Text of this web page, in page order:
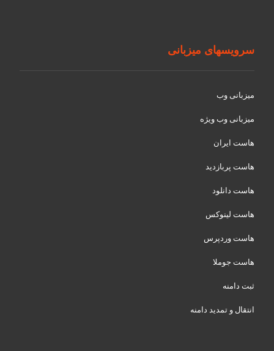
سرویسهای میزبانی
میزبانی وب
میزبانی وب ویژه
هاست ایران
هاست پربازدید
هاست دانلود
هاست لینوکس
هاست وردپرس
هاست جوملا
ثبت دامنه
انتقال و تمدید دامنه